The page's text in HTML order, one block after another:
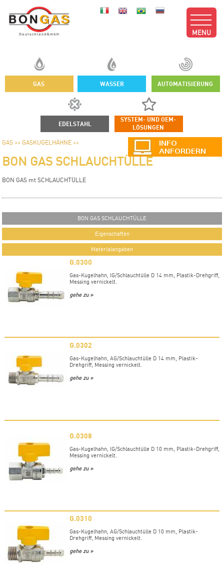
MENU
GAS WASSER AUTOMATISIERUNG
EDELSTAHL
SYSTEM- UND OEM-
LÖSUNGEN
GAS >> GASKUGELHÄHNE >>
BON GAS SCHLAUCHTÜLLE
BON GAS mt SCHLAUCHTÜLLE
BON GAS SCHLAUCHTÜLLE
Eigenschaften
Materialangaben
G.0300
Gas-Kugelhahn, IG/Schlauchtülle D 14 mm, Plastik-Drehgriff,
Messing vernickelt.
gehe zu »
G.0302
Gas-Kugelhahn, AG/Schlauchtülle D 14 mm, Plastik-
Drehgriff, Messing vernickelt.
gehe zu »
G.0308
Gas-Kugelhahn, IG/Schlauchtülle D 10 mm, Plastik-Drehgriff,
Messing vernickelt.
gehe zu »
G.0310
Gas-Kugelhahn, AG/Schlauchtülle D 10 mm, Plastik-
Drehgriff, Messing vernickelt.
gehe zu »